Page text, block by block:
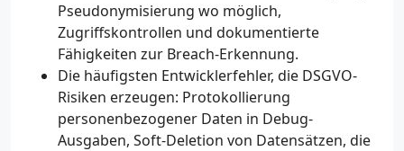
Pseudonymisierung wo möglich,
Zugriffskontrollen und dokumentierte
Fähigkeiten zur Breach-Erkennung.
Die häufigsten Entwicklerfehler, die DSGVO-
Risiken erzeugen: Protokollierung
personenbezogener Daten in Debug-
Ausgaben, Soft-Deletion von Datensätzen, die